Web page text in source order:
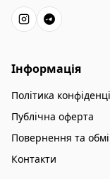
Інформація
Політика
Публічна оферта
Повернення та
Контакти